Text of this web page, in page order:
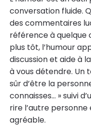
conversation fluide.
des commentaires
référence à quelque
plus tôt, l’humour
discussion et aide à
à vous détendre. Un
sûr d’être la
connaisses… » suivi
rire l’autre
agréable.